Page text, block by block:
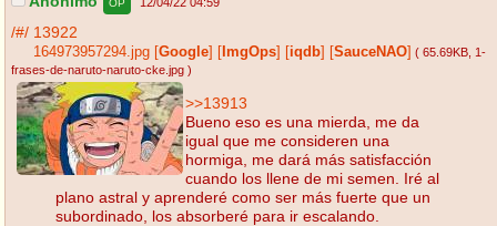
OP 12/04/22 04:59
/#/ 13922
164973957294.jpg Google ImgOps iqdb SauceNAO ( 65.69KB , 1-
frases-de-naruto-naruto-cke.jpg )
>>13913
Bueno eso es una mierda, me da
igual que me consideren una
hormiga, me dará más satisfacción
cuando los llene de mi semen. Iré al
plano astral y aprenderé como ser más fuerte que un
subordinado, los absorberé para ir escalando.